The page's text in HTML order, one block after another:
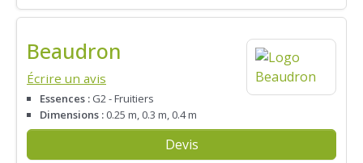
Beaudron
Écrire un avis
Essences : G2 - Fruitiers
Dimensions : 0.25 m, 0.3 m, 0.4 m
Devis